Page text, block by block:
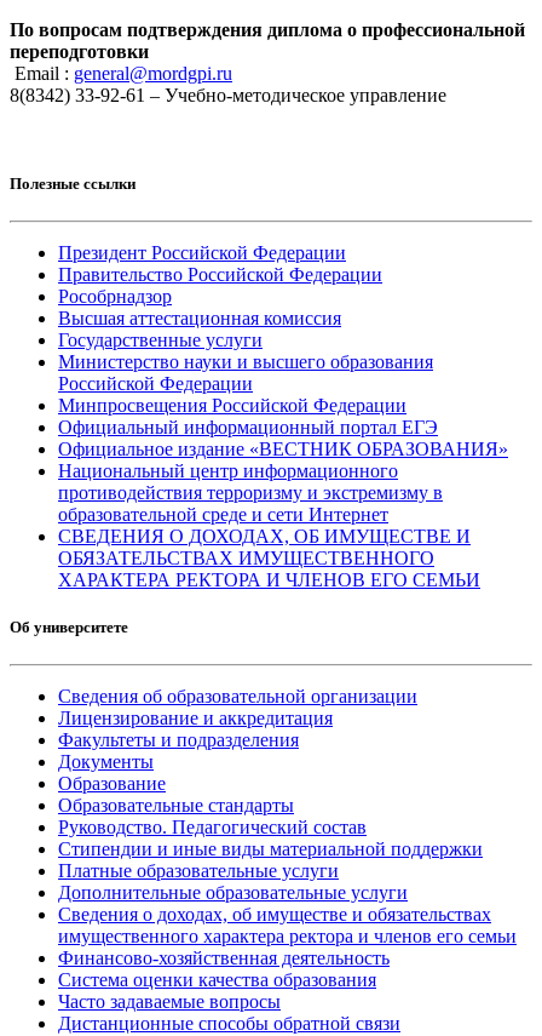
По вопросам подтверждения диплома о профессиональной
переподготовки
Email : general@mordgpi.ru
8(8342) 33-92-61 – Учебно-методическое управление
Полезные ссылки
Президент Российской Федерации
Правительство Российской Федерации
Рособрнадзор
Высшая аттестационная комиссия
Государственные услуги
Министерство науки и высшего образования
Российской Федерации
Минпросвещения Российской Федерации
Официальный информационный портал ЕГЭ
Официальное издание «ВЕСТНИК ОБРАЗОВАНИЯ»
Национальный центр информационного
противодействия терроризму и экстремизму в
образовательной среде и сети Интернет
СВЕДЕНИЯ О ДОХОДАХ, ОБ ИМУЩЕСТВЕ И
ОБЯЗАТЕЛЬСТВАХ ИМУЩЕСТВЕННОГО
ХАРАКТЕРА РЕКТОРА И ЧЛЕНОВ ЕГО СЕМЬИ
Об университете
Сведения об образовательной организации
Лицензирование и аккредитация
Факультеты и подразделения
Документы
Образование
Образовательные стандарты
Руководство. Педагогический состав
Стипендии и иные виды материальной поддержки
Платные образовательные услуги
Дополнительные образовательные услуги
Сведения о доходах, об имуществе и обязательствах
имущественного характера ректора и членов его семьи
Финансово-хозяйственная деятельность
Система оценки качества образования
Часто задаваемые вопросы
Дистанционные способы обратной связи